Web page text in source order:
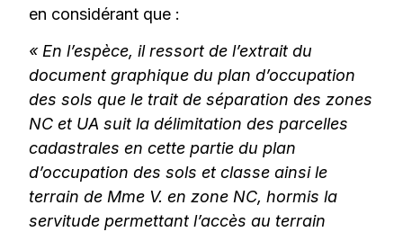
en considérant que :
« En l’espèce, il ressort de l’extrait du
document graphique du plan d’occupation
des sols que le trait de séparation des zones
NC et UA suit la délimitation des parcelles
cadastrales en cette partie du plan
d’occupation des sols et classe ainsi le
terrain de Mme V. en zone NC, hormis la
servitude permettant l’accès au terrain